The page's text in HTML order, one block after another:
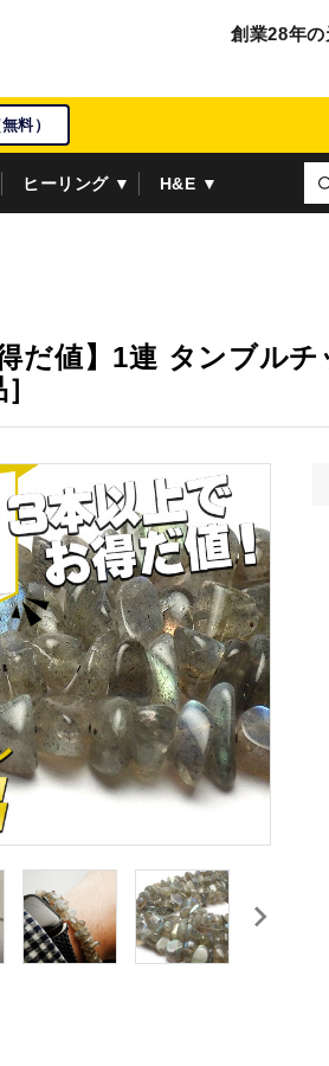
創業28年
料）
ヒーリング ▼ H&E ▼
だ値】1連 タンブル